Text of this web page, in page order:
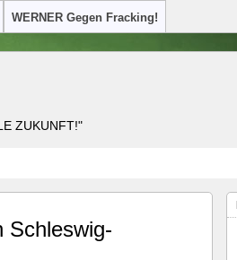
WERNER Gegen Fracking!
ZUKUNFT!"
Schleswig-